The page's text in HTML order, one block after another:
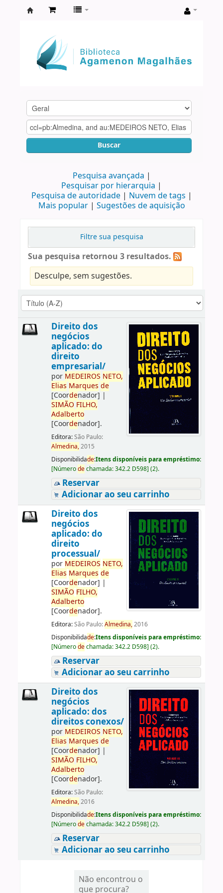
Agamenon
Magalhães
Buscar
Pesquisa avançada
Pesquisar por hierarquia
Pesquisa de autoridade
Nuvem de tags
Mais popular
Sugestões de aquisição
Filtre sua pesquisa
Sua pesquisa retornou 3 resultados.
Desculpe, sem sugestões.
Direito dos
negócios
aplicado: do
direito
empresarial/
por MEDEIROS NETO,
Elias Marques de
[Coordenador] |
SIMÃO FILHO,
Adalberto
[Coordenador].
Editora:São Paulo:
Almedina,2015
Disponibilidade:Itens disponíveis para empréstimo:
[Númerodechamada:342.2 D598] (2).
Reservar
Adicionar ao seu carrinho
Direito dos
negócios
aplicado: do
direito
processual/
por MEDEIROS NETO,
Elias Marques de
[Coordenador] |
SIMÃO FILHO,
Adalberto
[Coordenador].
Editora:São Paulo:Almedina,2016
Disponibilidade:Itens disponíveis para empréstimo:
[Númerodechamada:342.2 D598] (2).
Reservar
Adicionar ao seu carrinho
Direito dos
negócios
aplicado: dos
direitos conexos/
por MEDEIROS NETO,
Elias Marques de
[Coordenador] |
SIMÃO FILHO,
Adalberto
[Coordenador].
Editora:São Paulo:
Almedina,2016
Disponibilidade:Itens disponíveis para empréstimo:
[Númerodechamada:342.2 D598] (2).
Reservar
Adicionar ao seu carrinho
Não encontrou o
que procura?